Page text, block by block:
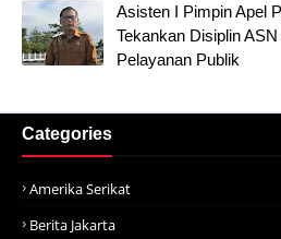
Asisten I Pimpin Apel
Tekankan Disiplin
Pelayanan Publik
Categories
Amerika Serikat
Berita Jakarta